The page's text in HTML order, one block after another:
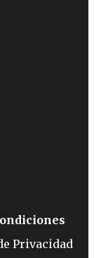
Privacidad